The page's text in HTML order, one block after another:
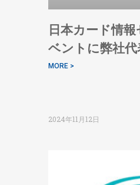
日本カード情
ベントに弊社代
MORE >
2024年11月12日